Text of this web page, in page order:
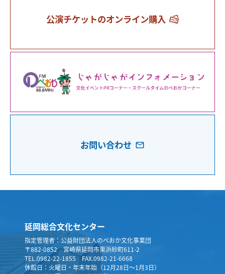
公演チケットのオンライン購入
お問い合わせ
延岡総合文化センター
指定管理者：公益財団法人のべおか文化事業団
〒882-0852 宮崎県延岡市東浜砂町611-2
TEL.0982-22-1855 FAX.0982-21-6668
休館日：火曜日・年末年始（12月28日～1月3日）